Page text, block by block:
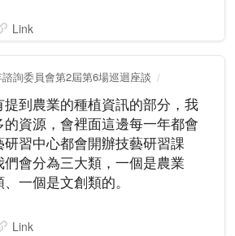
Link
詢委員會第2屆第6場巡迴座談
到農業的種植資訊的部分，我
資源，會裡面這邊每一年都會
習中心都會開辦技藝研習課
會分為三大類，一個是農業
一個是文創類的。
Link